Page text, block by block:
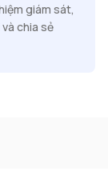
giám sát,
chia sẻ